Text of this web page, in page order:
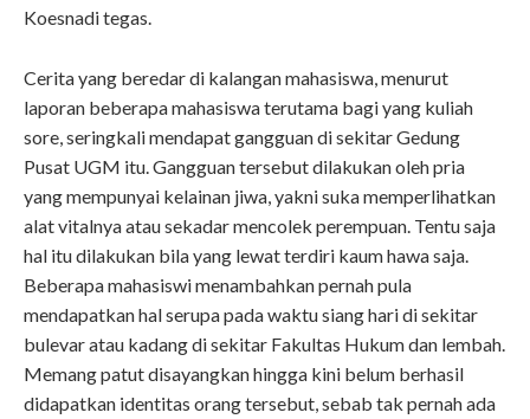
Koesnadi tegas.
Cerita yang beredar di kalangan mahasiswa, menurut
laporan beberapa mahasiswa terutama bagi yang kuliah
sore, seringkali mendapat gangguan di sekitar Gedung
Pusat UGM itu. Gangguan tersebut dilakukan oleh pria
yang mempunyai kelainan jiwa, yakni suka memperlihatkan
alat vitalnya atau sekadar mencolek perempuan. Tentu saja
hal itu dilakukan bila yang lewat terdiri kaum hawa saja.
Beberapa mahasiswi menambahkan pernah pula
mendapatkan hal serupa pada waktu siang hari di sekitar
bulevar atau kadang di sekitar Fakultas Hukum dan lembah.
Memang patut disayangkan hingga kini belum berhasil
didapatkan identitas orang tersebut, sebab tak pernah ada